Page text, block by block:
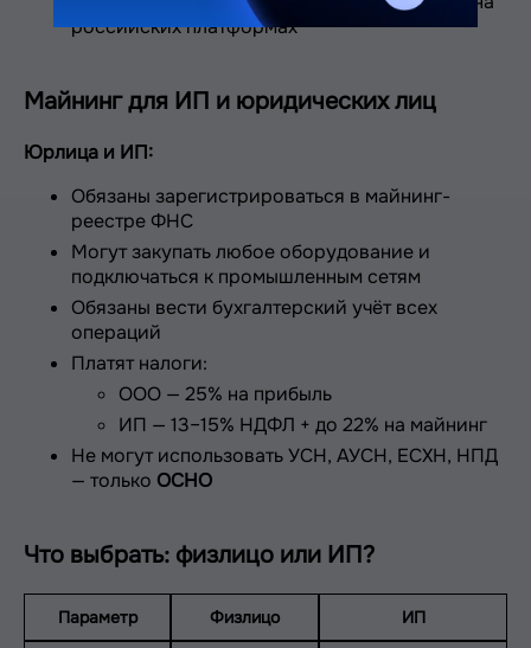
российских платформах
Майнинг для ИП и юридических лиц
Юрлица и ИП:
Обязаны зарегистрироваться в майнинг-
реестре ФНС
Могут закупать любое оборудование и
подключаться к промышленным сетям
Обязаны вести бухгалтерский учёт всех
операций
Платят налоги:
ООО — 25% на прибыль
ИП — 13–15% НДФЛ + до 22% на майнинг
Не могут использовать УСН, АУСН, ЕСХН, НПД
— только ОСНО
Что выбрать: физлицо или ИП?
Параметр Физлицо ИП